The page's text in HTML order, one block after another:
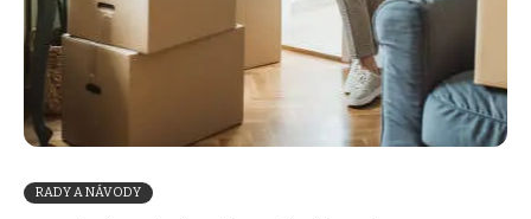
RADY A NÁVODY